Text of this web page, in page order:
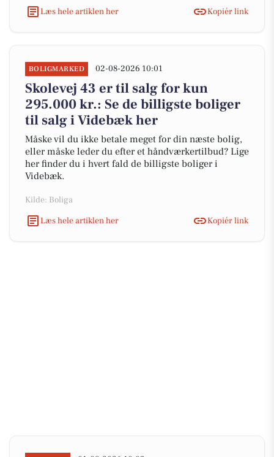
Læs hele artiklen her
Kopiér link
BOLIGMARKED 02-08-2026 10:01
Skolevej 43 er til salg for kun
295.000 kr.: Se de billigste boliger
til salg i Videbæk her
Måske vil du ikke betale meget for din næste bolig,
eller måske leder du efter et håndværkertilbud? Lige
her finder du i hvert fald de billigste boliger i
Videbæk.
Kilde: Boliga
Læs hele artiklen her
Kopiér link